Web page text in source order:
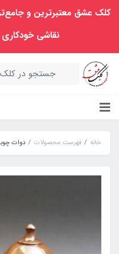
کلک عشق معتبرترین و
نقاشی خودکاری
خانه فهرست محصولات دوات